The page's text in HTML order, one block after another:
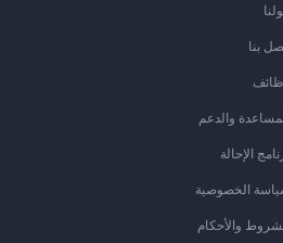
بنا
والدعم
الإحالة
الخصوصية
والأحكام